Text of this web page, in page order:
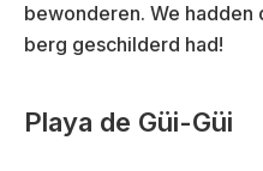
bewonderen. We hadden
berg geschilderd had!
Playa de Güi-Güi